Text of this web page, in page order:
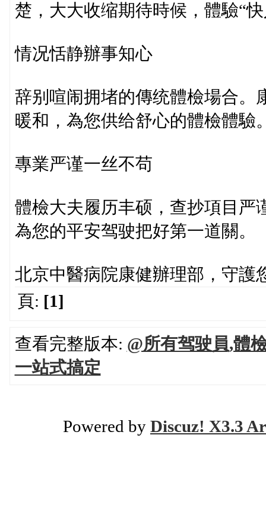
楚，大大收缩期待時候，體驗“
情况恬静辦事知心
辞别喧闹拥堵的傳统體檢場合。
暖和，為您供给舒心的體檢體驗
專業严谨一丝不苟
體檢大夫履历丰硕，查抄項目严
為您的平安驾驶把好第一道關。
北京中醫病院康健辦理部，守護
頁: [1]
查看完整版本: @所有驾驶員,體
一站式搞定
Powered by Discuz! X3.3